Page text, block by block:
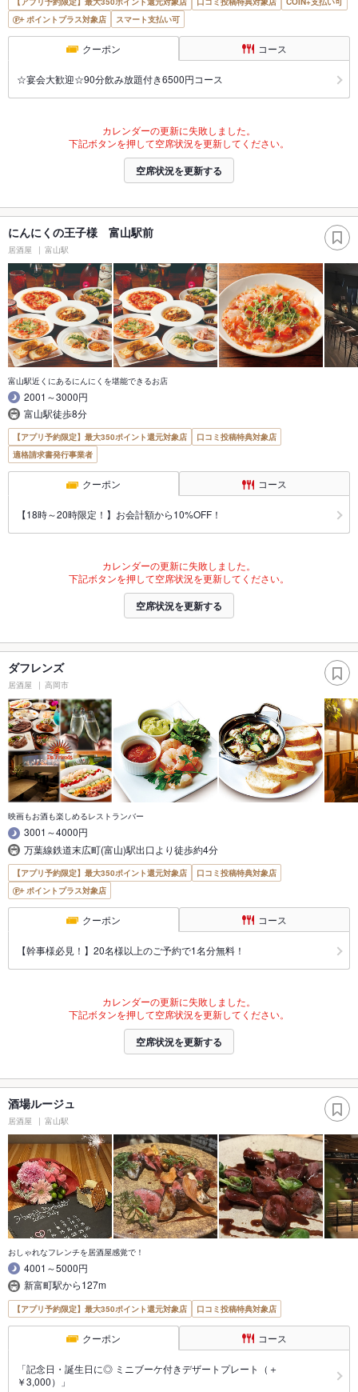
ポイントプラス対象店
スマート支払い可
クーポン コース
☆宴会大歓迎☆90分飲み放題付き6500円コース
カレンダーの更新に失敗しました。
下記ボタンを押して空席状況を更新してください。
空席状況を更新する
にんにくの王子様 富山駅前
居酒屋 富山駅
富山駅近くにあるにんにくを堪能できるお店
2001～3000円
富山駅徒歩8分
【アプリ予約限定】最大350ポイント還元対象店
口コミ投稿特典対象店
適格請求書発行事業者
クーポン コース
【18時～20時限定！】お会計額から10%OFF！
カレンダーの更新に失敗しました。
下記ボタンを押して空席状況を更新してください。
空席状況を更新する
ダフレンズ
居酒屋 高岡市
映画もお酒も楽しめるレストランバー
3001～4000円
万葉線鉄道末広町(富山)駅出口より徒歩約4分
【アプリ予約限定】最大350ポイント還元対象店
口コミ投稿特典対象店
ポイントプラス対象店
クーポン コース
【幹事様必見！】20名様以上のご予約で1名分無料！
カレンダーの更新に失敗しました。
下記ボタンを押して空席状況を更新してください。
空席状況を更新する
酒場ルージュ
居酒屋 富山駅
おしゃれなフレンチを居酒屋感覚で！
4001～5000円
新富町駅から127m
【アプリ予約限定】最大350ポイント還元対象店 口コミ投稿特典対象店
クーポン コース
「記念日・誕生日に◎ ミニブーケ付きデザートプレート（＋
￥3,000）」